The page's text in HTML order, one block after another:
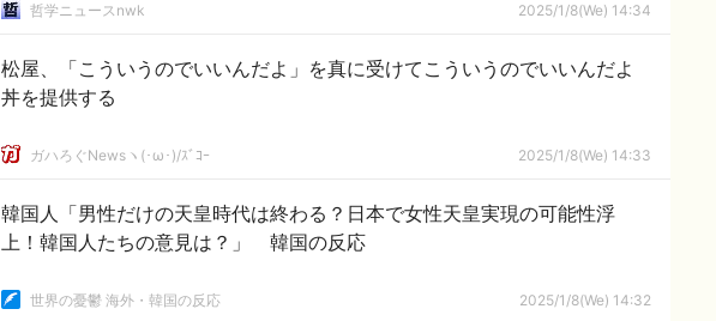
哲学ニュースnwk 2025/1/8(We) 14:34
松屋、「こういうのでいいんだよ」を真に受けてこういうのでいいんだよ
丼を提供する
ガハろぐNewsヽ(･ω･)/ｽﾞｺｰ 2025/1/8(We) 14:33
韓国人「男性だけの天皇時代は終わる？日本で女性天皇実現の可能性浮
上！韓国人たちの意見は？」 韓国の反応
世界の憂鬱 海外・韓国の反応 2025/1/8(We) 14:32